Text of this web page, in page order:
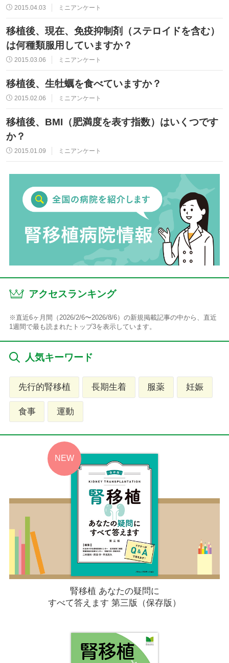
2015.04.03 ミニアンケート
移植後、現在、免疫抑制剤（ステロイドを含む）
は何種類服用していますか？
2015.03.06 ミニアンケート
移植後、生牡蠣を食べていますか？
2015.02.06 ミニアンケート
移植後、BMI（肥満度を表す指数）はいくつです
か？
2015.01.09 ミニアンケート
アクセスランキング
※直近6ヶ月間（2026/2/6〜2026/8/6）の新規掲載記事の中から、直近
1週間で最も読まれたトップ3を表示しています。
人気キーワード
先行的腎移植 長期生着 服薬 妊娠
食事 運動
腎移植 あなたの疑問に
すべて答えます 第三版（保存版）